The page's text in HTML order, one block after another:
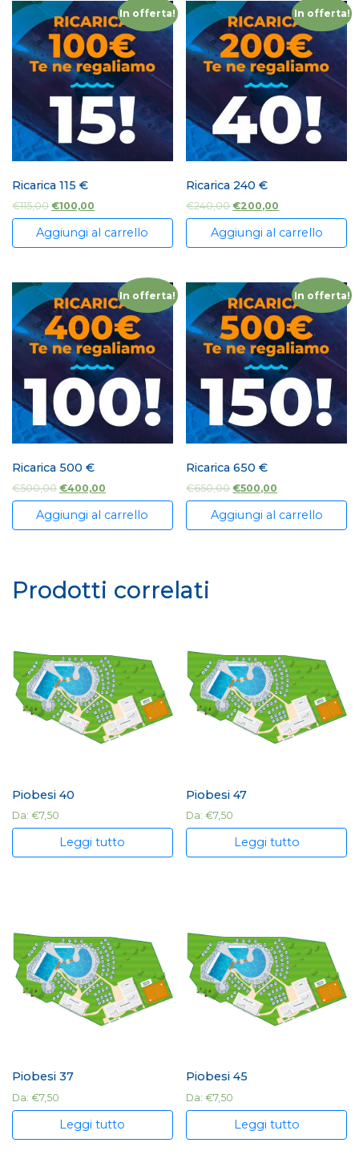
In offerta!
Ricarica 115 €
€115,00 €100,00
Aggiungi al carrello
In offerta!
Ricarica 240 €
€240,00 €200,00
Aggiungi al carrello
In offerta!
Ricarica 500 €
€500,00 €400,00
Aggiungi al carrello
In offerta!
Ricarica 650 €
€650,00 €500,00
Aggiungi al carrello
Prodotti correlati
Piobesi 40
Da: €7,50
Leggi tutto
Piobesi 47
Da:€7,50
Leggi tutto
Piobesi 37
Da: €7,50
Leggi tutto
Piobesi 45
Da:€7,50
Leggi tutto